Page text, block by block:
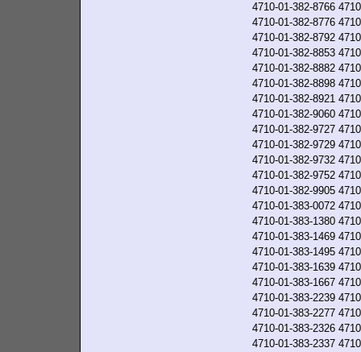
4710-01-382-8766
4710-01-382-8776
4710-01-382-8792
4710-01-382-8853
4710-01-382-8882
4710-01-382-8898
4710-01-382-8921
4710-01-382-9060
4710-01-382-9727
4710-01-382-9729
4710-01-382-9732
4710-01-382-9752
4710-01-382-9905
4710-01-383-0072
4710-01-383-1380
4710-01-383-1469
4710-01-383-1495
4710-01-383-1639
4710-01-383-1667
4710-01-383-2239
4710-01-383-2277
4710-01-383-2326
4710-01-383-2337